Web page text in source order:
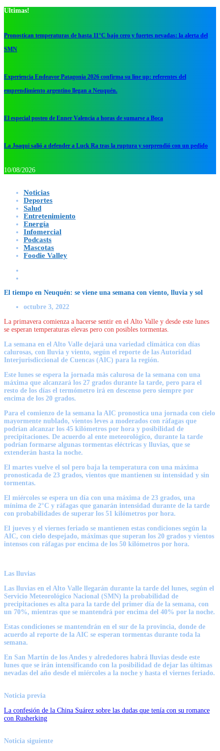
Ultimas!
Pronostican temperaturas de hasta 11°C bajo cero y fuertes nevadas: la alerta del
SMN
Experiencia Endeavor Patagonia 2026 confirma su line up: referentes del
emprendimiento argentino llegan a Neuquén.
El especial posteo de Enner Valencia a horas de sumarse a Boca
La Joaqui salió a defender a Luck Ra tras la ruptura y sorprendió con un pedido
10/08/2026
Noticias
Deportes
Salud
Entretenimiento
Energía
Infomercial
Podcasts
Mascotas
Foodie Valley
El tiempo en Neuquén: se viene una semana con viento, lluvia y sol
octubre 3, 2022
La primavera comienza a hacerse sentir en el Alto Valle y desde este lunes
se esperan temperaturas elevas pero con posibles tormentas.
La semana en el Alto Valle dejará una variedad climática con días
calurosas, con lluvia y viento, según el reporte de las Autoridad
Interjurisdiccional de Cuencas (AIC) para la región.
Este lunes se espera la jornada más calurosa de la semana con una
máxima que alcanzará los 27 grados durante la tarde, pero para el
resto de los días el termómetro irá en descenso pero siempre por
encima de los 20 grados.
Para el comienzo de la semana la AIC pronostica una jornada con cielo
mayormente nublado, vientos leves a moderados con ráfagas que
podrían alcanzar los 45 kilómetros por hora y posibilidad de
precipitaciones. De acuerdo al ente meteorológico, durante la tarde
podrían formarse algunas tormentas eléctricas y lluvias, que se
extenderán hasta la noche.
El martes vuelve el sol pero baja la temperatura con una máxima
pronosticada de 23 grados, vientos que mantienen su intensidad y sin
tormentas.
El miércoles se espera un día con una máxima de 23 grados, una
mínima de 2°C y ráfagas que ganarán intensidad durante de la tarde
con probabilidades de superar los 51 kilómetros por hora.
El jueves y el viernes feriado se mantienen estas condiciones según la
AIC, con cielo despejado, máximas que superan los 20 grados y vientos
intensos con ráfagas por encima de los 50 kilómetros por hora.
Las lluvias
Las lluvias en el Alto Valle llegarán durante la tarde del lunes, según el
Servicio Meteorológico Nacional (SMN) la probabilidad de
precipitaciones es alta para la tarde del primer día de la semana, con
un 70%, mientras que se mantendrá por encima del 40% por la noche.
Estas condiciones se mantendrán en el sur de la provincia, donde de
acuerdo al reporte de la AIC se esperan tormentas durante toda la
semana.
En San Martín de los Andes y alrededores habrá lluvias desde este
lunes que se irán intensificando con la posibilidad de dejar las últimas
nevadas del año desde el miércoles a la noche y hasta el viernes feriado.
Noticia previa
La confesión de la China Suárez sobre las dudas que tenía con su romance
con Rusherking
Noticia siguiente